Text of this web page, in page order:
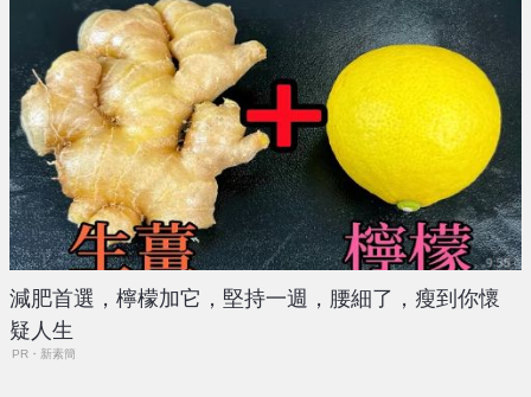
減肥首選，檸檬加它，堅持一週，腰細了，瘦到你懷
疑人生
PR・新素簡